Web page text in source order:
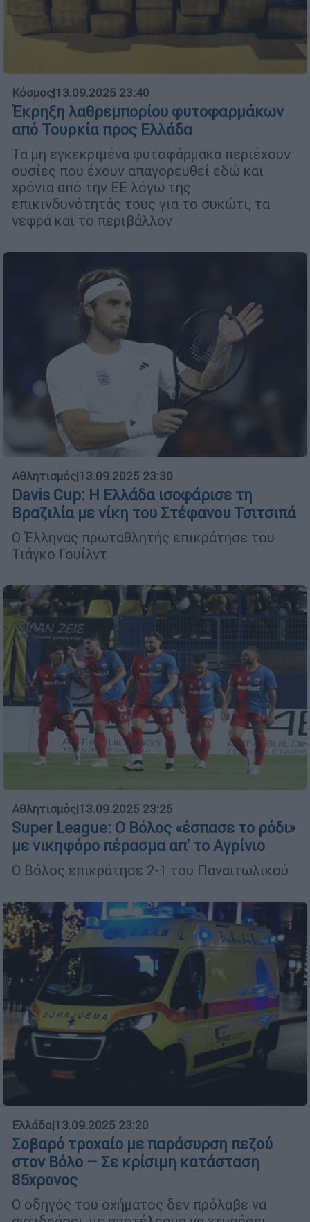
Κόσμος|13.09.2025 23:40
Έκρηξη λαθρεμπορίου φυτοφαρμάκων
από Τουρκία προς Ελλάδα
Τα μη εγκεκριμένα φυτοφάρμακα περιέχουν
ουσίες που έχουν απαγορευθεί εδώ και
χρόνια από την ΕΕ λόγω της
επικινδυνότητάς τους για το συκώτι, τα
νεφρά και το περιβάλλον
Αθλητισμός|13.09.2025 23:30
Davis Cup: Η Ελλάδα ισοφάρισε τη
Βραζιλία με νίκη του Στέφανου Τσιτσιπά
Ο Έλληνας πρωταθλητής επικράτησε του
Τιάγκο Γουίλντ
Αθλητισμός|13.09.2025 23:25
Super League: Ο Βόλος «έσπασε το ρόδι»
με νικηφόρο πέρασμα απ' το Αγρίνιο
Ο Βόλος επικράτησε 2-1 του Παναιτωλικού
Ελλάδα|13.09.2025 23:20
Σοβαρό τροχαίο με παράσυρση πεζού
στον Βόλο – Σε κρίσιμη κατάσταση
85χρονος
Ο οδηγός του οχήματος δεν πρόλαβε να